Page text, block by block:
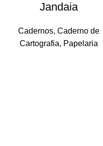
Jandaia
Cadernos, Caderno de
Cartografia, Papelaria